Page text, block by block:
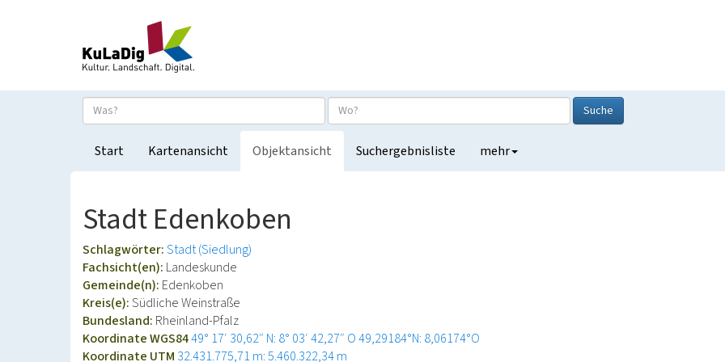
Suche
Start Kartenansicht Objektansicht Suchergebnisliste mehr
Stadt Edenkoben
Schlagwörter:Stadt (Siedlung)
Fachsicht(en): Landeskunde
Gemeinde(n): Edenkoben
Kreis(e):Südliche Weinstraße
Bundesland: Rheinland-Pfalz
Koordinate WGS8449° 17′ 30,62″ N: 8° 03′ 42,27″ O49,29184°N: 8,06174°O
Koordinate UTM 32.431.775,71 m: 5.460.322,34 m